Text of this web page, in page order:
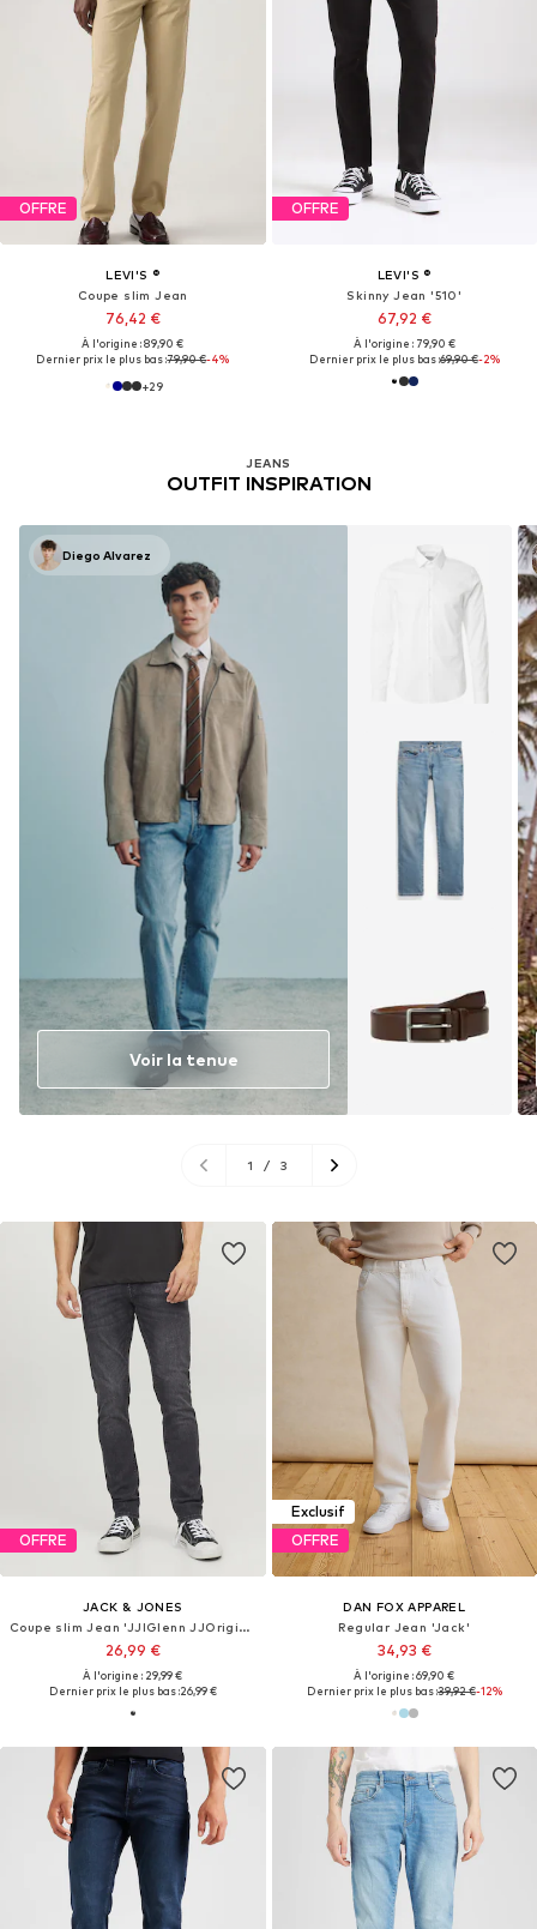
OFFRE
LEVI'S ®
Coupe slim Jean
76,42 €
À l'origine : 89,90 €
Dernier prix le plus bas :79,90 €-4%
+29
OFFRE
LEVI'S ®
Skinny Jean '510'
67,92 €
À l'origine : 79,90 €
Dernier prix le plus bas :69,90 €-2%
OFFRE
JACK & JONES
Coupe slim Jean 'JJIGlenn JJOriginal'
26,99 €
À l'origine : 29,99 €
Dernier prix le plus bas :26,99 €
Exclusif
OFFRE
DAN FOX APPAREL
Regular Jean 'Jack'
34,93 €
À l'origine : 69,90 €
Dernier prix le plus bas :39,92 €-12%
JEANS
OUTFIT INSPIRATION
Diego Alvarez
Voir la tenue
1 / 3